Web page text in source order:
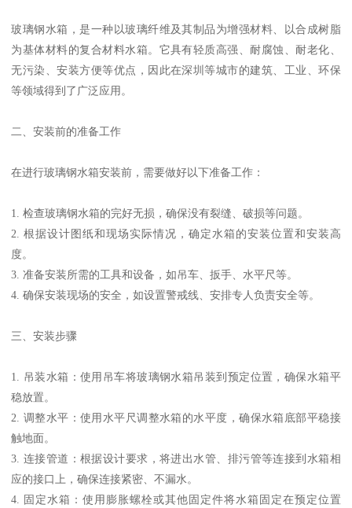
玻璃钢水箱，是一种以玻璃纤维及其制品为增强材料、以合成树脂
为基体材料的复合材料水箱。它具有轻质高强、耐腐蚀、耐老化、
无污染、安装方便等优点，因此在深圳等城市的建筑、工业、环保
等领域得到了广泛应用。
二、安装前的准备工作
在进行玻璃钢水箱安装前，需要做好以下准备工作：
1. 检查玻璃钢水箱的完好无损，确保没有裂缝、破损等问题。
2. 根据设计图纸和现场实际情况，确定水箱的安装位置和安装高
度。
3. 准备安装所需的工具和设备，如吊车、扳手、水平尺等。
4. 确保安装现场的安全，如设置警戒线、安排专人负责安全等。
三、安装步骤
1. 吊装水箱：使用吊车将玻璃钢水箱吊装到预定位置，确保水箱平
稳放置。
2. 调整水平：使用水平尺调整水箱的水平度，确保水箱底部平稳接
触地面。
3. 连接管道：根据设计要求，将进出水管、排污管等连接到水箱相
应的接口上，确保连接紧密、不漏水。
4. 固定水箱：使用膨胀螺栓或其他固定件将水箱固定在预定位置